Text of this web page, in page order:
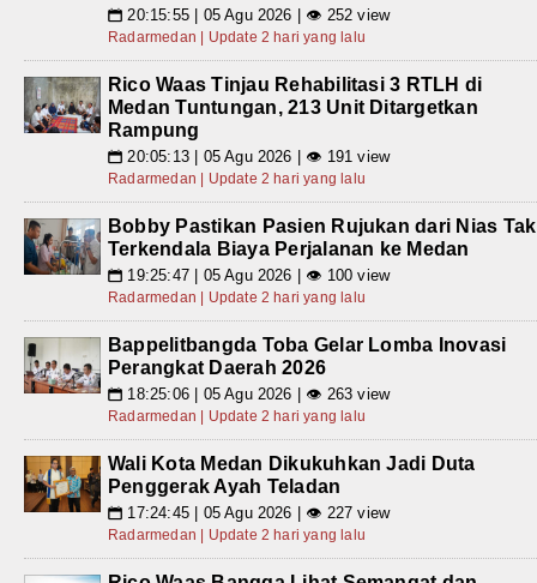
📅 20:15:55 | 05 Agu 2026 | 👁 252 view
Radarmedan | Update 2 hari yang lalu
Rico Waas Tinjau Rehabilitasi 3 RTLH di
Medan Tuntungan, 213 Unit Ditargetkan
Rampung
📅 20:05:13 | 05 Agu 2026 | 👁 191 view
Radarmedan | Update 2 hari yang lalu
Bobby Pastikan Pasien Rujukan dari Nias Tak
Terkendala Biaya Perjalanan ke Medan
📅 19:25:47 | 05 Agu 2026 | 👁 100 view
Radarmedan | Update 2 hari yang lalu
Bappelitbangda Toba Gelar Lomba Inovasi
Perangkat Daerah 2026
📅 18:25:06 | 05 Agu 2026 | 👁 263 view
Radarmedan | Update 2 hari yang lalu
Wali Kota Medan Dikukuhkan Jadi Duta
Penggerak Ayah Teladan
📅 17:24:45 | 05 Agu 2026 | 👁 227 view
Radarmedan | Update 2 hari yang lalu